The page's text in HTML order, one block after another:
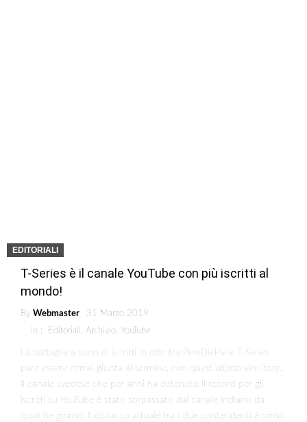
EDITORIALI
T-Series è il canale YouTube con più iscritti al
mondo!
By Webmaster
31 Marzo 2019
in :
Editoriali, Archivio, YouTube
La battaglia a suon di iscritti in atto tra PewDiePie e T-Series
pare essere ormai giunta al termine, con quest’ultimo vincitore.
Il canale svedese che per anni ha detenuto il record per gli
iscritti su YouTube è stato sorpassato dal canale indiano da
qualche giorno. Il distacco attuale tra i due contendenti è ormai